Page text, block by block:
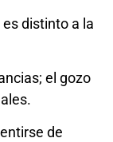
distinto a la
el gozo
de